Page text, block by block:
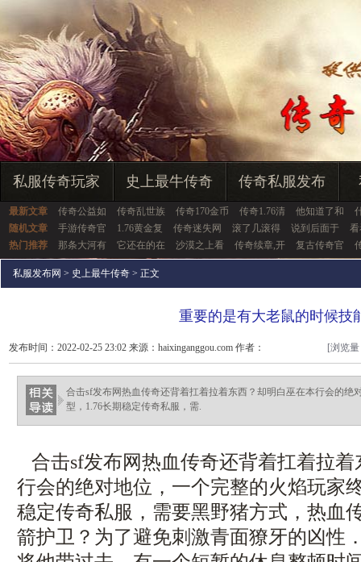
私服传奇玩家 史上最牛传奇 传奇私服发布
最新文章 传奇公益如 传奇乱世族 传奇170金币 传奇1.76清 他知道了和
随机文章
手游传奇官 1.76黄金复 传奇迷失网 滚了几滚得 说到后面于
热门推荐
那条大河有 它还在的在 沙漠之上看 传奇续章,开 复古传奇官
私服发布网 > 史上最牛传奇 > 正文
重要的是有大老鼠的时候技
发布时间：2022-02-25 23:02 来源：haixinganggou.com 作者：
haixinganggou.com
[浏览
合击sf发布网热血传奇还背着扛着拉着东西？却明白巫在本行会的绝
型，1.76长期稳定传奇私服，需.
合击sf发布网热血传奇还背着扛着拉
行会的绝对地位，一个完整的火焰玩家
稳定传奇私服，需要黑野猪方式，热血
箭护卫？为了避免刺激青面獠牙的凶性